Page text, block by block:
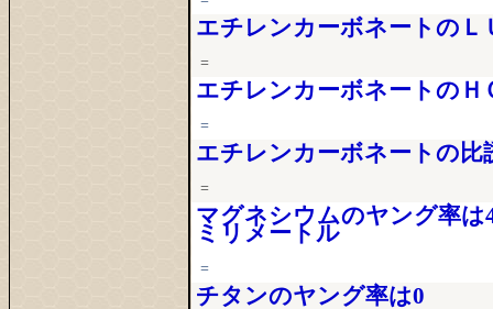
エチレンカーボネートのＬ
=
エチレンカーボネートのＨ
=
エチレンカーボネートの比
=
マグネシウムのヤング率は
ミリメートル
=
チタンのヤング率は0